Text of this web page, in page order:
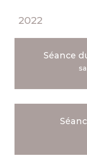
2022
Séance